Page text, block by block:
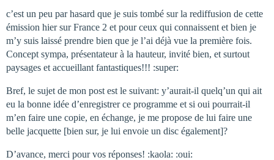
c’est un peu par hasard que je suis tombé sur la rediffusion de cette
émission hier sur France 2 et pour ceux qui connaissent et bien je
m’y suis laissé prendre bien que je l’ai déjà vue la première fois.
Concept sympa, présentateur à la hauteur, invité bien, et surtout
paysages et accueillant fantastiques!!! :super:
Bref, le sujet de mon post est le suivant: y’aurait-il quelq’un qui ait
eu la bonne idée d’enregistrer ce programme et si oui pourrait-il
m’en faire une copie, en échange, je me propose de lui faire une
belle jacquette [bien sur, je lui envoie un disc également]?
D’avance, merci pour vos réponses! :kaola: :oui: